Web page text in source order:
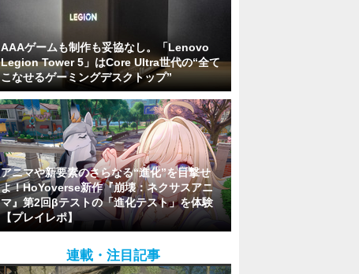
AAAゲームも制作も妥協なし。「Lenovo
Legion Tower 5」はCore Ultra世代の“全て
こなせるゲーミングデスクトップ”
アニマや新要素のさらなる“進化”を目撃せ
よ！HoYoverse新作『崩壊：ネクサスアニ
マ』第2回βテストの「進化テスト」を体験
【プレイレポ】
連載・注目記事